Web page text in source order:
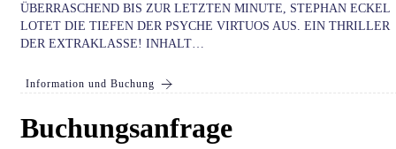
ÜBERRASCHEND BIS ZUR LETZTEN MINUTE, STEPHAN ECKEL
LOTET DIE TIEFEN DER PSYCHE VIRTUOS AUS. EIN THRILLER
DER EXTRAKLASSE! INHALT…
Information und Buchung
Buchungsanfrage